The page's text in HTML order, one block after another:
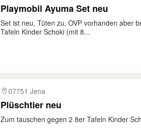
Playmobil Ayuma Set neu
Set ist neu, Tüten zu, OVP vorhanden aber
Tafeln Kinder Schoki (mit 8...
07751 Jena
Plüschtier neu
Zum tauschen gegen 2 8er Tafeln Kinder